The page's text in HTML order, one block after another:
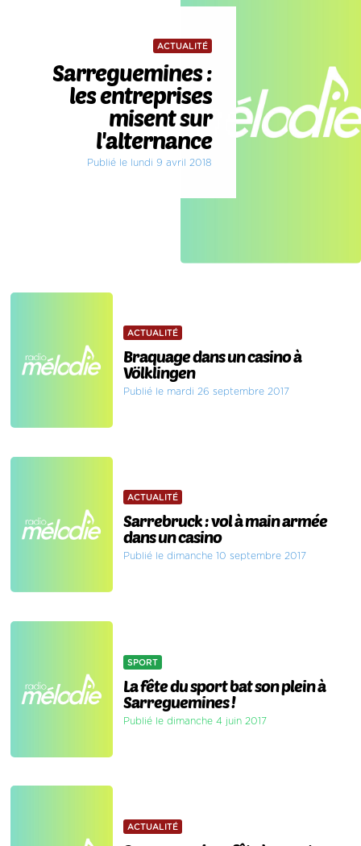
ACTUALITÉ
Sarreguemines :
les entreprises
misent sur
l'alternance
Publié le lundi 9 avril 2018
ACTUALITÉ
Braquage dans un casino à
Völklingen
Publié le mardi 26 septembre 2017
ACTUALITÉ
Sarrebruck : vol à main armée
dans un casino
Publié le dimanche 10 septembre 2017
SPORT
La fête du sport bat son plein à
Sarreguemines !
Publié le dimanche 4 juin 2017
ACTUALITÉ